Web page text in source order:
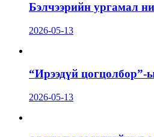
Бэлчээрийн ургамал
2026-05-13
“Ирээдүй цогцолбор”-
2026-05-13